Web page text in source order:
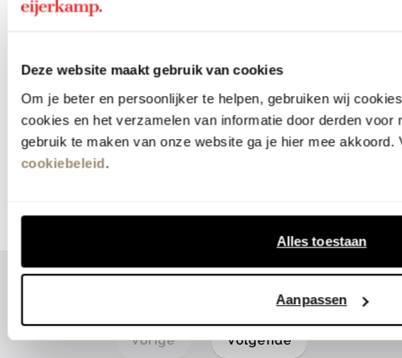
Deze website maakt gebruik van cookies
Om je beter en persoonlijker te helpen, gebruiken wij
cookies en het verzamelen van informatie door derden voor
gebruik te maken van onze website ga je hier mee akkoord.
cookiebeleid.
Alles toestaan
Aanpassen
MUST Living
219.-
Brinker Carpets
Vloerkleed
1499.-
Vorige Volgende